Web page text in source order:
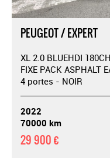
PEUGEOT / EXPERT
XL 2.0 BLUEHDI
FIXE PACK ASPHALT
4 portes - NOIR
2022
70000 km
29 900 €